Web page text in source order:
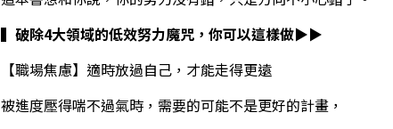
▍破除4大領域的低效努力魔咒，你可以這樣做▶▶
【職場焦慮】適時放過自己，才能走得更遠
被進度壓得喘不過氣時，需要的可能不是更好的計畫，